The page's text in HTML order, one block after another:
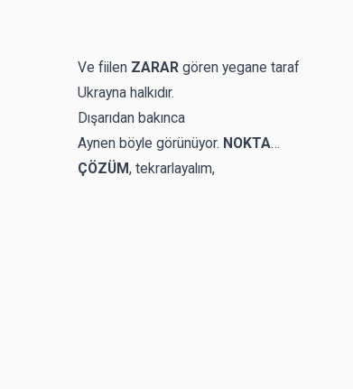
Ve fiilen ZARAR gören yegane taraf
Ukrayna halkıdır.
Dışarıdan bakınca
Aynen böyle görünüyor. NOKTA…
ÇÖZÜM, tekrarlayalım,